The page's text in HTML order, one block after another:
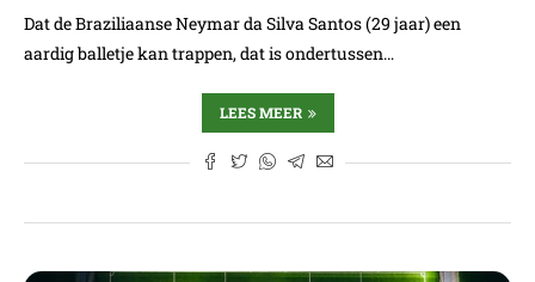
Dat de Braziliaanse Neymar da Silva Santos (29 jaar) een
aardig balletje kan trappen, dat is ondertussen…
LEES MEER